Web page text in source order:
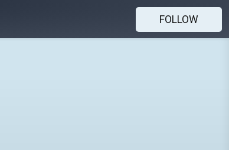
FOLLOW